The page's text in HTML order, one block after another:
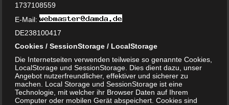
Bewertung:
T
e
i
l
e
n
Redakteur:Arne
Hallo, ich bin Arne und seit Anfang an dabei. Mir
1737108559
E-Mail:
DE238100417
Cookies / SessionStorage / LocalStorage
Die Internetseiten verwenden teilweise so genannte Cookies,
LocalStorage und SessionStorage. Dies dient dazu, unser
Angebot nutzerfreundlicher, effektiver und sicherer zu
machen. Local Storage und SessionStorage ist eine
Technologie, mit welcher ihr Browser Daten auf Ihrem
Computer oder mobilen Gerät abspeichert. Cookies sind